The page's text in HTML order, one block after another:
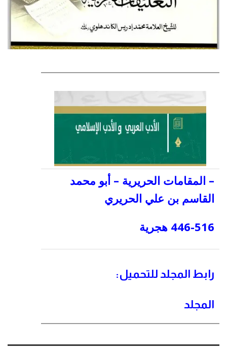
– المقامات الحريرية – أبو محمد
القاسم بن علي الحريري
446-516 هجرية
رابط المجلد للتحميل:
المجلد